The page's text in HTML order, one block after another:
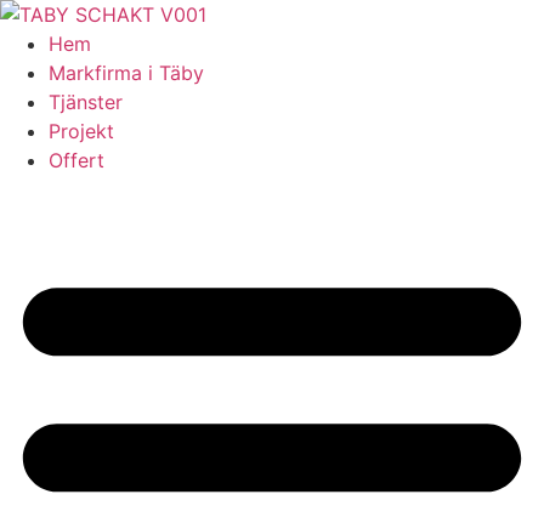
Skip
content
Hem
Markfirma i Täby
Tjänster
Projekt
Offert